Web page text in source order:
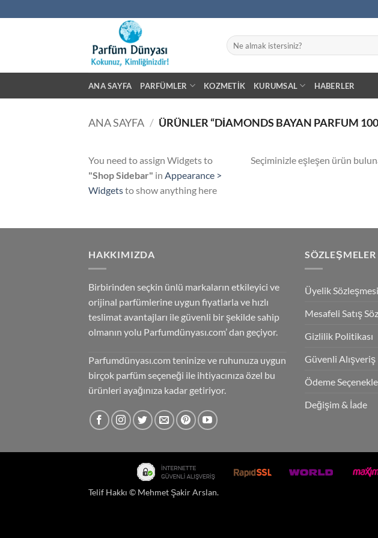
atla
Ara:
ANA SAYFA PARFÜMLER KOZMETIK KURUMSAL HABERLER
ANA SAYFA / ÜRÜNLER “DIAMONDS BAYAN PARFUM
You need to assign Widgets to
"Shop Sidebar" in Appearance >
Widgetsto show anything here
Seçiminizle eşleşen ürün
HAKKIMIZDA
Birbirinden seçkin ünlü markaların etkileyici ve
orijinal parfümlerine uygun fiyatlarla ve hızlı
teslimat avantajları ile güvenli bir şekilde sahip
olmanın yolu Parfumdünyası.com’ dan geçiyor.
Parfumdünyası.com teninize ve ruhunuza uygun
birçok parfüm seçeneği ile ihtiyacınıza özel bu
ürünleri ayağınıza kadar getiriyor.
SÖZLEŞMELER
Üyelik Sözleşmesi
Mesafeli Satış
Gizlilik Politikası
Güvenli Alışveriş
Ödeme
Değişim & İade
Telif Hakkı © Mehmet Şakir Arslan.